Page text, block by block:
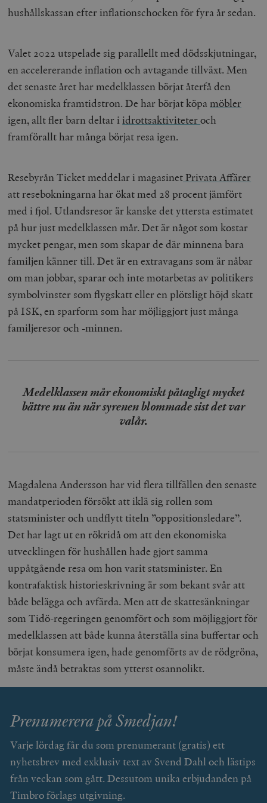
hushållskassan efter inflationschocken för fyra år sedan.
Valet 2022 utspelade sig parallellt med dödsskjutningar,
en accelererande inflation och avtagande tillväxt. Men
det senaste året har medelklassen börjat återfå den
ekonomiska framtidstron. De har börjat köpamöbler
igen, allt fler barn deltar iidrottsaktiviteteroch
framförallt har många börjat resa igen.
Resebyrån Ticket meddelar i magasinetPrivata Affärer
att resebokningarna har ökat med 28 procent jämfört
med i fjol. Utlandsresor är kanske det yttersta estimatet
på hur just medelklassen mår. Det är något som kostar
mycket pengar, men som skapar de där minnena bara
familjen känner till. Det är en extravagans som är nåbar
om man jobbar, sparar och inte motarbetas av politikers
symbolvinster som flygskatt eller en plötsligt höjd skatt
på ISK, en sparform som har möjliggjort just många
familjeresor och -minnen.
Medelklassen mår ekonomiskt påtagligt mycket
bättre nu än när syrenen blommade sist det var
valår.
Magdalena Andersson har vid flera tillfällen den senaste
mandatperioden försökt att iklä sig rollen som
statsminister och undflytt titeln ”oppositionsledare”.
Det har lagt ut en rökridå om att den ekonomiska
utvecklingen för hushållen hade gjort samma
uppåtgående resa om hon varit statsminister. En
kontrafaktisk historieskrivning är som bekant svår att
både belägga och avfärda. Men att de skattesänkningar
som Tidö-regeringen genomfört och som möjliggjort för
medelklassen att både kunna återställa sina buffertar och
börjat konsumera igen, hade genomförts av de rödgröna,
måste ändå betraktas som ytterst osannolikt.
Prenumerera på Smedjan!
Varje lördag får du som prenumerant (gratis) ett
nyhetsbrev med exklusiv text av Svend Dahl och lästips
från veckan som gått. Dessutom unika erbjudanden på
Timbro förlags utgivning.